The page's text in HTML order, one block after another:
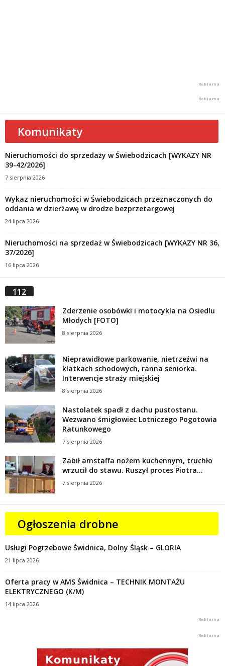
Komunikaty
Nieruchomości do sprzedaży w Świebodzicach [WYKAZY NR
39-42/2026]
7 sierpnia 2026
Wykaz nieruchomości w Świebodzicach przeznaczonych do
oddania w dzierżawę w drodze bezprzetargowej
24 lipca 2026
Nieruchomości na sprzedaż w Świebodzicach [WYKAZY NR 36,
37/2026]
16 lipca 2026
112
Zderzenie osobówki i motocykla na Osiedlu
Młodych [FOTO]
8 sierpnia 2026
Nieprawidłowe parkowanie, nietrzeźwi na
klatkach schodowych, ranna seniorka.
Interwencje straży miejskiej
8 sierpnia 2026
Nastolatek spadł z dachu pustostanu.
Wezwano śmigłowiec Lotniczego Pogotowia
Ratunkowego
7 sierpnia 2026
Zabił amstaffa nożem kuchennym, truchło
wrzucił do stawu. Ruszył proces Piotra...
7 sierpnia 2026
Ogłoszenia drobne
Usługi Pogrzebowe Świdnica, Dolny Śląsk – GLORIA
21 lipca 2026
Oferta pracy w AMS Świdnica – TECHNIK MONTAŻU
ELEKTRYCZNEGO (K/M)
14 lipca 2026